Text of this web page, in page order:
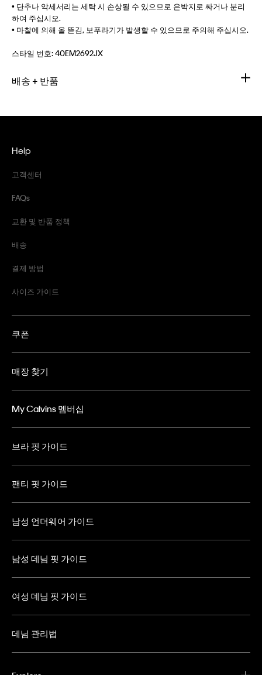
• 단추나 악세서리는 세탁 시 손상될 수 있으므로 은박지로 싸거나 분리
하여 주십시오.
• 마찰에 의해 올 뜯김, 보푸라기가 발생할 수 있으므로 주의해 주십시오.
스타일 번호:40EM2692JX
배송 + 반품
Help
고객센터
FAQs
교환 및 반품 정책
배송
결제 방법
사이즈 가이드
쿠폰
매장 찾기
My Calvins 멤버십
브라 핏 가이드
팬티 핏 가이드
남성 언더웨어 가이드
남성 데님 핏 가이드
여성 데님 핏 가이드
데님 관리법